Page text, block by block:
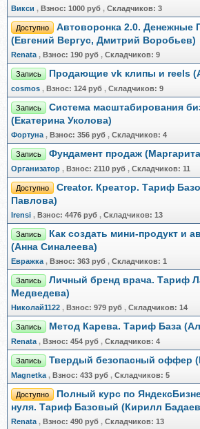
Викси , Взнос: 1000 руб , Складчиков: 3
Доступно
Автоворонка 2.0. Денежные
(Евгений Вергус, Дмитрий Воробьев)
Renata , Взнос: 190 руб , Складчиков: 9
Запись Продающие vk клипы и reels
cosmos , Взнос: 124 руб , Складчиков: 9
Запись
Система масштабирования
(Екатерина Уколова)
Фортуна , Взнос: 356 руб , Складчиков: 4
Запись Фундамент продаж
Организатор , Взнос: 2110 руб , Складчиков: 11
Доступно
Creator. Креатор. Тариф
Павлова)
Irensi , Взнос: 4476 руб , Складчиков: 13
Запись
Как создать мини-продукт и
(Анна Синалеева)
Евражкa , Взнос: 363 руб , Складчиков: 1
Запись
Личный бренд врача. Тариф
Медведева)
Николай1122 , Взнос: 979 руб , Складчиков: 14
Запись Метод Карева. Тариф База
Renata , Взнос: 454 руб , Складчиков: 4
Запись Твердый безопасный оффер
Magnetka , Взнос: 433 руб , Складчиков: 5
Доступно
Полный курс по
нуля. Тариф Базовый (Кирилл
Renata , Взнос: 490 руб , Складчиков: 13